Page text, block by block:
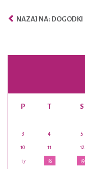
NAZAJ NA: DOGODKI
P T S
3 4 5
10 11 12
17 18 19